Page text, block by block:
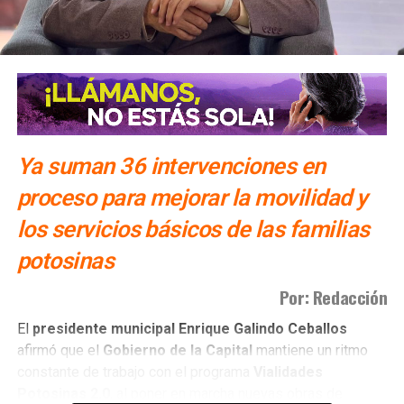
Ya suman 36 intervenciones en
proceso para mejorar la movilidad y
los servicios básicos de las familias
potosinas
Por: Redacción
El presidente municipal Enrique Galindo Ceballos
afirmó que el Gobierno de la Capital mantiene un ritmo